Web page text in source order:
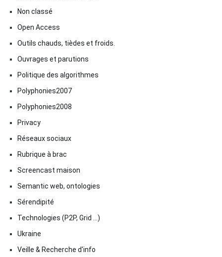
Non classé
Open Access
Outils chauds, tièdes et froids.
Ouvrages et parutions
Politique des algorithmes
Polyphonies2007
Polyphonies2008
Privacy
Réseaux sociaux
Rubrique à brac
Screencast maison
Semantic web, ontologies
Sérendipité
Technologies (P2P, Grid …)
Ukraine
Veille & Recherche d'info